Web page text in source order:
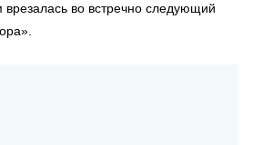
врезалась во встречно следующий